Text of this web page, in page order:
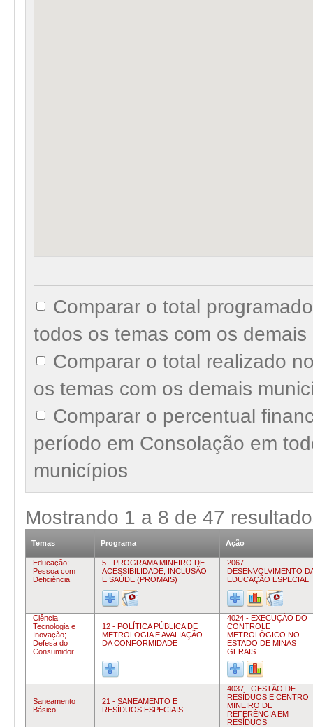
Comparar o total
todos os temas com os
Comparar o total realizado
os temas com os demais
Comparar o percentual
período em Consolação em
municípios
Mostrando 1 a 8 de 47
Temas Programa Ação
Educação;
Pessoa com
Deficiência
5 - PROGRAMA MINEIRO DE
ACESSIBILIDADE, INCLUSÃO
E SAÚDE (PROMAIS)
2067 -
DESENVOLVIMENTO
EDUCAÇÃO ESPECIAL
Ciência,
Tecnologia e
Inovação;
Defesa do
Consumidor
12 - POLÍTICA PÚBLICA DE
METROLOGIA E AVALIAÇÃO
DA CONFORMIDADE
4024 - EXECUÇÃO DO
CONTROLE
METROLÓGICO NO
ESTADO DE MINAS
GERAIS
Saneamento
Básico
21 - SANEAMENTO E
RESÍDUOS ESPECIAIS
4037 - GESTÃO DE
RESÍDUOS E CENTRO
MINEIRO DE
REFERÊNCIA EM
RESÍDUOS